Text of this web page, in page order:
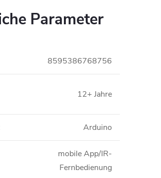
Parameter
8595386768756
12+ Jahre
Arduino
mobile App/IR-
Fernbedienung